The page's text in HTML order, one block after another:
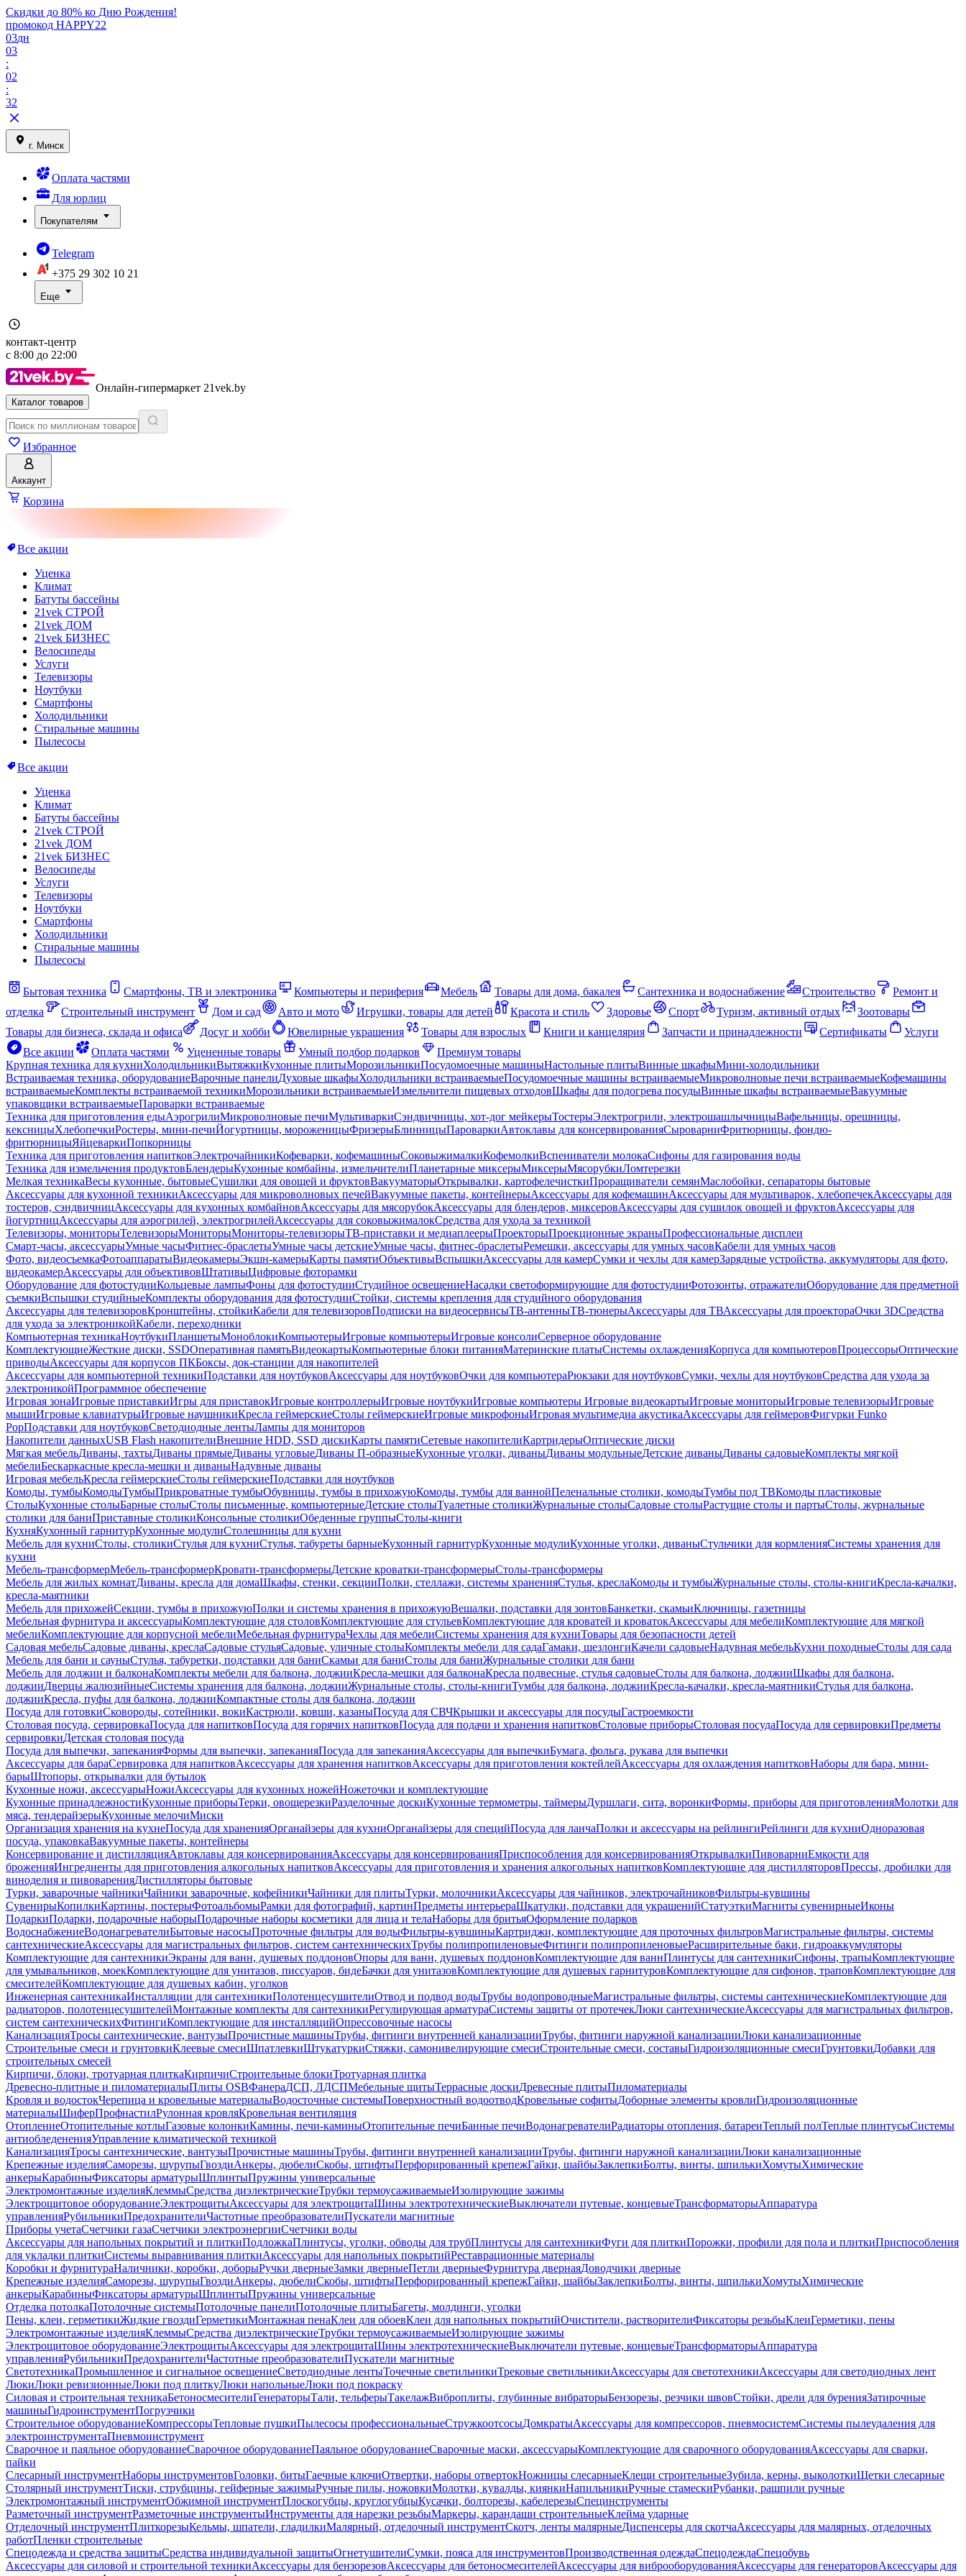
Скидки до 80% ко Дню Рождения!
промокод HAPPY22
03дн
03
:
02
:
32
г. Минск
Оплата частями
Для юрлиц
Покупателям
Telegram
+375 29 302 10 21
Еще
контакт-центр
с 8:00 до 22:00
Онлайн-гипермаркет 21vek.by
Каталог товаров
Избранное
Аккаунт
Корзина
Все акции
Уценка
Климат
Батуты бассейны
21vek СТРОЙ
21vek ДОМ
21vek БИЗНЕС
Велосипеды
Услуги
Телевизоры
Ноутбуки
Смартфоны
Холодильники
Стиральные машины
Пылесосы
Все акции
Уценка
Климат
Батуты бассейны
21vek СТРОЙ
21vek ДОМ
21vek БИЗНЕС
Велосипеды
Услуги
Телевизоры
Ноутбуки
Смартфоны
Холодильники
Стиральные машины
Пылесосы
Бытовая техника Смартфоны, ТВ и электроника Компьютеры и периферия Мебель Товары для дома, бакалея Сантехника и водоснабжение Строительство
Ремонт и
отделка
Строительный инструмент Дом и сад Авто и мото Игрушки, товары для детей Красота и стиль Здоровье Спорт Туризм, активный отдых
Зоотовары
Товары для бизнеса, склада и офиса
Досуг и хобби Ювелирные украшения Товары для взрослых Книги и канцелярия Запчасти и принадлежности Сертификаты
Услуги
Все акции
Оплата частями Уцененные товары Умный подбор подарков
Премиум товары
Крупная техника для кухниХолодильникиВытяжкиКухонные плитыМорозильникиПосудомоечные машиныНастольные плитыВинные шкафыМини-холодильники
Встраиваемая техника, оборудованиеВарочные панелиДуховые шкафыХолодильники встраиваемыеПосудомоечные машины встраиваемыеМикроволновые печи встраиваемыеКофемашины
встраиваемыеКомплекты встраиваемой техникиМорозильники встраиваемыеИзмельчители пищевых отходовШкафы для подогрева посудыВинные шкафы встраиваемыеВакуумные
упаковщики встраиваемыеПароварки встраиваемые
Техника для приготовления едыАэрогрилиМикроволновые печиМультиваркиСэндвичницы, хот-дог мейкерыТостерыЭлектрогрили, электрошашлычницыВафельницы, орешницы,
кексницыХлебопечкиРостеры, мини-печиЙогуртницы, мороженицыФризерыБлинницыПароваркиАвтоклавы для консервированияСыроварниФритюрницы, фондю-
фритюрницыЯйцеваркиПопкорницы
Техника для приготовления напитковЭлектрочайникиКофеварки, кофемашиныСоковыжималкиКофемолкиВспениватели молокаСифоны для газирования воды
Техника для измельчения продуктовБлендерыКухонные комбайны, измельчителиПланетарные миксерыМиксерыМясорубкиЛомтерезки
Мелкая техникаВесы кухонные, бытовыеСушилки для овощей и фруктовВакууматорыОткрывалки, картофелечисткиПроращиватели семянМаслобойки, сепараторы бытовые
Аксессуары для кухонной техникиАксессуары для микроволновых печейВакуумные пакеты, контейнерыАксессуары для кофемашинАксессуары для мультиварок, хлебопечекАксессуары для
тостеров, сэндвичницАксессуары для кухонных комбайновАксессуары для мясорубокАксессуары для блендеров, миксеровАксессуары для сушилок овощей и фруктовАксессуары для
йогуртницАксессуары для аэрогрилей, электрогрилейАксессуары для соковыжималокСредства для ухода за техникой
Телевизоры, мониторыТелевизорыМониторыМониторы-телевизорыТВ-приставки и медиаплеерыПроекторыПроекционные экраныПрофессиональные дисплеи
Смарт-часы, аксессуарыУмные часыФитнес-браслетыУмные часы детскиеУмные часы, фитнес-браслетыРемешки, аксессуары для умных часовКабели для умных часов
Фото, видеосъемкаФотоаппаратыВидеокамерыЭкшн-камерыКарты памятиОбъективыВспышкиАксессуары для камерСумки и чехлы для камерЗарядные устройства, аккумуляторы для фото,
видеокамерАксессуары для объективовШтативыЦифровые фоторамки
Оборудование для фотостудииКольцевые лампыФоны для фотостудииСтудийное освещениеНасадки светоформирующие для фотостудииФотозонты, отражателиОборудование для предметной
съемкиВспышки студийныеКомплекты оборудования для фотостудииСтойки, системы крепления для студийного оборудования
Аксессуары для телевизоровКронштейны, стойкиКабели для телевизоровПодписки на видеосервисыТВ-антенныТВ-тюнерыАксессуары для ТВАксессуары для проектораОчки 3DСредства
для ухода за электроникойКабели, переходники
Компьютерная техникаНоутбукиПланшетыМоноблокиКомпьютерыИгровые компьютерыИгровые консолиСерверное оборудование
КомплектующиеЖесткие диски, SSDОперативная памятьВидеокартыКомпьютерные блоки питанияМатеринские платыСистемы охлажденияКорпуса для компьютеровПроцессорыОптические
приводыАксессуары для корпусов ПКБоксы, док-станции для накопителей
Аксессуары для компьютерной техникиПодставки для ноутбуковАксессуары для ноутбуковОчки для компьютераРюкзаки для ноутбуковСумки, чехлы для ноутбуковСредства для ухода за
электроникойПрограммное обеспечение
Игровая зонаИгровые приставкиИгры для приставокИгровые контроллерыИгровые ноутбукиИгровые компьютеры Игровые видеокартыИгровые мониторыИгровые телевизорыИгровые
мышиИгровые клавиатурыИгровые наушникиКресла геймерскиеСтолы геймерскиеИгровые микрофоныИгровая мультимедиа акустикаАксессуары для геймеровФигурки Funko
PopПодставки для ноутбуковСветодиодные лентыЛампы для мониторов
Накопители данныхUSB Flash накопителиВнешние HDD, SSD дискиКарты памятиСетевые накопителиКартридерыОптические диски
Мягкая мебельДиваны, тахтыДиваны прямыеДиваны угловыеДиваны П-образныеКухонные уголки, диваныДиваны модульныеДетские диваныДиваны садовыеКомплекты мягкой
мебелиБескаркасные кресла-мешки и диваныНадувные диваны
Игровая мебельКресла геймерскиеСтолы геймерскиеПодставки для ноутбуков
Комоды, тумбыКомодыТумбыПрикроватные тумбыОбувницы, тумбы в прихожуюКомоды, тумбы для ваннойПеленальные столики, комодыТумбы под ТВКомоды пластиковые
СтолыКухонные столыБарные столыСтолы письменные, компьютерныеДетские столыТуалетные столикиЖурнальные столыСадовые столыРастущие столы и партыСтолы, журнальные
столики для баниПриставные столикиКонсольные столикиОбеденные группыСтолы-книги
КухняКухонный гарнитурКухонные модулиСтолешницы для кухни
Мебель для кухниСтолы, столикиСтулья для кухниСтулья, табуреты барныеКухонный гарнитурКухонные модулиКухонные уголки, диваныСтульчики для кормленияСистемы хранения для
кухни
Мебель-трансформерМебель-трансформерКровати-трансформерыДетские кроватки-трансформерыСтолы-трансформеры
Мебель для жилых комнатДиваны, кресла для домаШкафы, стенки, секцииПолки, стеллажи, системы храненияСтулья, креслаКомоды и тумбыЖурнальные столы, столы-книгиКресла-качалки,
кресла-маятники
Мебель для прихожейСекции, тумбы в прихожуюПолки и системы хранения в прихожуюВешалки, подставки для зонтовБанкетки, скамьиКлючницы, газетницы
Мебельная фурнитура и аксессуарыКомплектующие для столовКомплектующие для стульевКомплектующие для кроватей и кроватокАксессуары для мебелиКомплектующие для мягкой
мебелиКомплектующие для корпусной мебелиМебельная фурнитураЧехлы для мебелиСистемы хранения для кухниТовары для безопасности детей
Садовая мебельСадовые диваны, креслаСадовые стульяСадовые, уличные столыКомплекты мебели для садаГамаки, шезлонгиКачели садовыеНадувная мебельКухни походныеСтолы для сада
Мебель для бани и сауныСтулья, табуретки, подставки для баниСкамьи для баниСтолы для баниЖурнальные столики для бани
Мебель для лоджии и балконаКомплекты мебели для балкона, лоджииКресла-мешки для балконаКресла подвесные, стулья садовыеСтолы для балкона, лоджииШкафы для балкона,
лоджииДверцы жалюзийныеСистемы хранения для балкона, лоджииЖурнальные столы, столы-книгиТумбы для балкона, лоджииКресла-качалки, кресла-маятникиСтулья для балкона,
лоджииКресла, пуфы для балкона, лоджииКомпактные столы для балкона, лоджии
Посуда для готовкиСковороды, сотейники, вокиКастрюли, ковши, казаныПосуда для СВЧКрышки и аксессуары для посудыГастроемкости
Столовая посуда, сервировкаПосуда для напитковПосуда для горячих напитковПосуда для подачи и хранения напитковСтоловые приборыСтоловая посудаПосуда для сервировкиПредметы
сервировкиДетская столовая посуда
Посуда для выпечки, запеканияФормы для выпечки, запеканияПосуда для запеканияАксессуары для выпечкиБумага, фольга, рукава для выпечки
Аксессуары для бараСервировка для напитковАксессуары для хранения напитковАксессуары для приготовления коктейлейАксессуары для охлаждения напитковНаборы для бара, мини-
барыШтопоры, открывалки для бутылок
Кухонные ножи, аксессуарыНожиАксессуары для кухонных ножейНожеточки и комплектующие
Кухонные принадлежностиКухонные приборыТерки, овощерезкиРазделочные доскиКухонные термометры, таймерыДуршлаги, сита, воронкиФормы, приборы для приготовленияМолотки для
мяса, тендерайзерыКухонные мелочиМиски
Организация хранения на кухнеПосуда для храненияОрганайзеры для кухниОрганайзеры для специйПосуда для ланчаПолки и аксессуары на рейлингиРейлинги для кухниОдноразовая
посуда, упаковкаВакуумные пакеты, контейнеры
Консервирование и дистилляцияАвтоклавы для консервированияАксессуары для консервированияПриспособления для консервированияОткрывалкиПивоварниЕмкости для
броженияИнгредиенты для приготовления алкогольных напитковАксессуары для приготовления и хранения алкогольных напитковКомплектующие для дистилляторовПрессы, дробилки для
виноделия и пивоваренияДистилляторы бытовые
Турки, заварочные чайникиЧайники заварочные, кофейникиЧайники для плитыТурки, молочникиАксессуары для чайников, электрочайниковФильтры-кувшины
СувенирыКопилкиКартины, постерыФотоальбомыРамки для фотографий, картинПредметы интерьераШкатулки, подставки для украшенийСтатуэткиМагниты сувенирныеИконы
ПодаркиПодарки, подарочные наборыПодарочные наборы косметики для лица и телаНаборы для бритьяОформление подарков
ВодоснабжениеВодонагревателиБытовые насосыПроточные фильтры для водыФильтры-кувшиныКартриджи, комплектующие для проточных фильтровМагистральные фильтры, системы
сантехническиеАксессуары для магистральных фильтров, систем сантехническихТрубы полипропиленовыеФитинги полипропиленовыеРасширительные баки, гидроаккумуляторы
Комплектующие для сантехникиЭкраны для ванн, душевых поддоновОпоры для ванн, душевых поддоновКомплектующие для ваннПлинтусы для сантехникиСифоны, трапыКомплектующие
для умывальников, моекКомплектующие для унитазов, писсуаров, бидеБачки для унитазовКомплектующие для душевых гарнитуровКомплектующие для сифонов, траповКомплектующие для
смесителейКомплектующие для душевых кабин, уголков
Инженерная сантехникаИнсталляции для сантехникиПолотенцесушителиОтвод и подвод водыТрубы водопроводныеМагистральные фильтры, системы сантехническиеКомплектующие для
радиаторов, полотенцесушителейМонтажные комплекты для сантехникиРегулирующая арматураСистемы защиты от протечекЛюки сантехническиеАксессуары для магистральных фильтров,
систем сантехническихФитингиКомплектующие для инсталляцийОпрессовочные насосы
КанализацияТросы сантехнические, вантузыПрочистные машиныТрубы, фитинги внутренней канализацииТрубы, фитинги наружной канализацииЛюки канализационные
Строительные смеси и грунтовкиКлеевые смесиШпатлевкиШтукатуркиСтяжки, самонивелирующие смесиСтроительные смеси, составыГидроизоляционные смесиГрунтовкиДобавки для
строительных смесей
Кирпичи, блоки, тротуарная плиткаКирпичиСтроительные блокиТротуарная плитка
Древесно-плитные и пиломатериалыПлиты OSBФанераДСП, ЛДСПМебельные щитыТеррасные доскиДревесные плитыПиломатериалы
Кровля и водостокЧерепица и кровельные материалыВодосточные системыПоверхностный водоотводКровельные софитыДоборные элементы кровлиГидроизоляционные
материалыШиферПрофнастилРулонная кровляКровельная вентиляция
ОтоплениеОтопительные котлыГазовые колонкиКамины, печи-каминыОтопительные печиБанные печиВодонагревателиРадиаторы отопления, батареиТеплый полТеплые плинтусыСистемы
антиобледененияУправление климатической техникой
КанализацияТросы сантехнические, вантузыПрочистные машиныТрубы, фитинги внутренней канализацииТрубы, фитинги наружной канализацииЛюки канализационные
Крепежные изделияСаморезы, шурупыГвоздиАнкеры, дюбелиСкобы, штифтыПерфорированный крепежГайки, шайбыЗаклепкиБолты, винты, шпилькиХомутыХимические
анкерыКарабиныФиксаторы арматурыШплинтыПружины универсальные
Электромонтажные изделияКлеммыСредства диэлектрическиеТрубки термоусаживаемыеИзолирующие зажимы
Электрощитовое оборудованиеЭлектрощитыАксессуары для электрощитаШины электротехническиеВыключатели путевые, концевыеТрансформаторыАппаратура
управленияРубильникиПредохранителиЧастотные преобразователиПускатели магнитные
Приборы учетаСчетчики газаСчетчики электроэнергииСчетчики воды
Аксессуары для напольных покрытий и плиткиПодложкаПлинтусы, уголки, обводы для трубПлинтусы для сантехникиФуги для плиткиПорожки, профили для пола и плиткиПриспособления
для укладки плиткиСистемы выравнивания плиткиАксессуары для напольных покрытийРеставрационные материалы
Коробки и фурнитураНаличники, коробки, доборыРучки дверныеЗамки дверныеПетли дверныеФурнитура двернаяДоводчики дверные
Крепежные изделияСаморезы, шурупыГвоздиАнкеры, дюбелиСкобы, штифтыПерфорированный крепежГайки, шайбыЗаклепкиБолты, винты, шпилькиХомутыХимические
анкерыКарабиныФиксаторы арматурыШплинтыПружины универсальные
Отделка потолкаПотолочные системыПотолочные панелиПотолочные плитыБагеты, молдинги, уголки
Пены, клеи, герметикиЖидкие гвоздиГерметикиМонтажная пенаКлеи для обоевКлеи для напольных покрытийОчистители, растворителиФиксаторы резьбыКлеиГерметики, пены
Электромонтажные изделияКлеммыСредства диэлектрическиеТрубки термоусаживаемыеИзолирующие зажимы
Электрощитовое оборудованиеЭлектрощитыАксессуары для электрощитаШины электротехническиеВыключатели путевые, концевыеТрансформаторыАппаратура
управленияРубильникиПредохранителиЧастотные преобразователиПускатели магнитные
СветотехникаПромышленное и сигнальное освещениеСветодиодные лентыТочечные светильникиТрековые светильникиАксессуары для светотехникиАксессуары для светодиодных лент
ЛюкиЛюки ревизионныеЛюки под плиткуЛюки напольныеЛюки под покраску
Силовая и строительная техникаБетоносмесителиГенераторыТали, тельферыТакелажВиброплиты, глубинные вибраторыБензорезы, резчики швовСтойки, дрели для буренияЗатирочные
машиныГидроинструментПогрузчики
Строительное оборудованиеКомпрессорыТепловые пушкиПылесосы профессиональныеСтружкоотсосыДомкратыАксессуары для компрессоров, пневмосистемСистемы пылеудаления для
электроинструментаПневмоинструмент
Сварочное и паяльное оборудованиеСварочное оборудованиеПаяльное оборудованиеСварочные маски, аксессуарыКомплектующие для сварочного оборудованияАксессуары для сварки,
пайки
Слесарный инструментНаборы инструментовГоловки, битыГаечные ключиОтвертки, наборы отвертокНожницы слесарныеКлещи строительныеЗубила, керны, выколоткиЩетки слесарные
Столярный инструментТиски, струбцины, гейферные зажимыРучные пилы, ножовкиМолотки, кувалды, киянкиНапильникиРучные стамескиРубанки, рашпили ручные
Электромонтажный инструментОбжимной инструментПлоскогубцы, круглогубцыКусачки, болторезы, кабелерезыСпецинструменты
Разметочный инструментРазметочные инструментыИнструменты для нарезки резьбыМаркеры, карандаши строительныеКлейма ударные
Отделочный инструментПлиткорезыКельмы, шпатели, гладилкиМалярный, отделочный инструментСкотч, ленты малярныеДиспенсеры для скотчаАксессуары для малярных, отделочных
работПленки строительные
Спецодежда и средства защитыСредства индивидуальной защитыОгнетушителиСумки, пояса для инструментовПроизводственная одеждаСпецодеждаСпецобувь
Аксессуары для силовой и строительной техникиАксессуары для бензорезовАксессуары для бетоносмесителейАксессуары для виброоборудованияАксессуары для генераторовАксессуары для